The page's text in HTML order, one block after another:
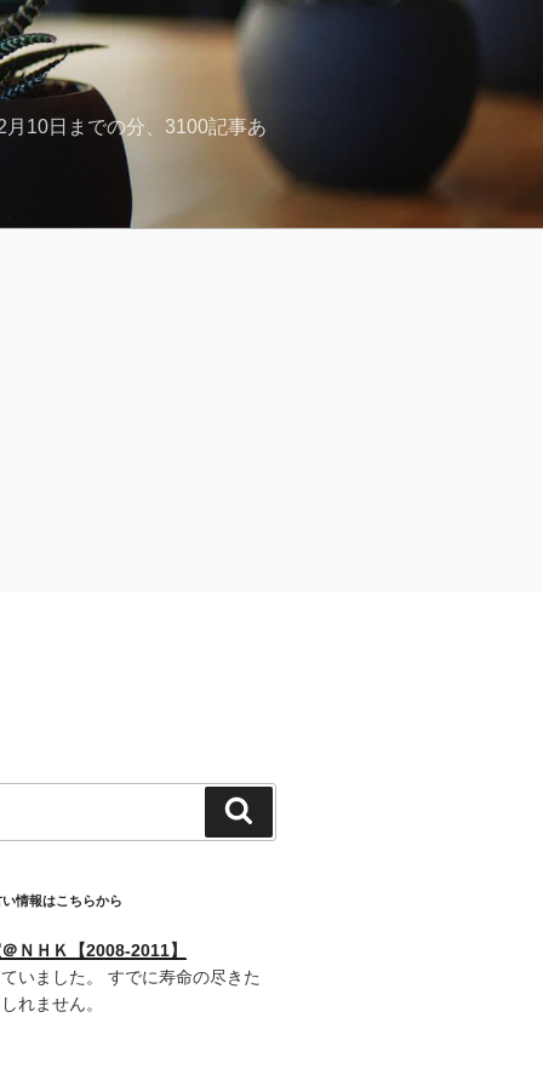
10日までの分、3100記事あ
索
情報はこちらから
ＮＨＫ【2008-2011】
いました。 すでに寿命の尽きた
れません。